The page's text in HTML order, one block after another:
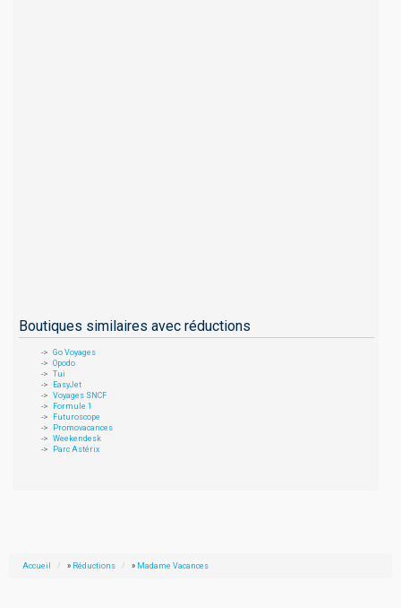
Boutiques similaires avec réductions
Go Voyages
Opodo
Tui
EasyJet
Voyages SNCF
Formule 1
Futuroscope
Promovacances
Weekendesk
Parc Astérix
Accueil » Réductions » Madame Vacances